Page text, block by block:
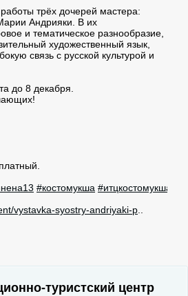
трёх дочерей мастера:
Андрияки. В их
и тематическое разнообразие,
художественный язык,
связь с русской культурой и
до 8 декабря.
#костомукша #итцкостомукша
vystavka-syostry-andriyaki-p..
туристский центр